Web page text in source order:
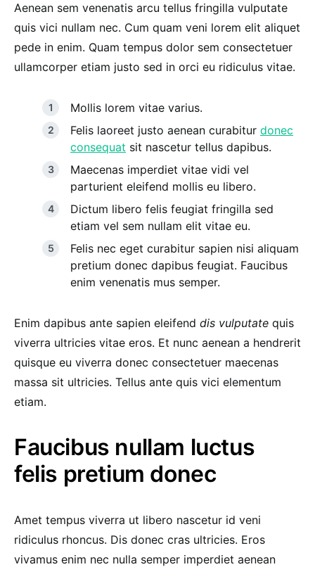
Aenean sem venenatis arcu tellus fringilla vulputate
quis vici nullam nec. Cum quam veni lorem elit aliquet
pede in enim. Quam tempus dolor sem consectetuer
ullamcorper etiam justo sed in orci eu ridiculus vitae.
Mollis lorem vitae varius.
Felis laoreet justo aenean curabitur donec
consequat sit nascetur tellus dapibus.
Maecenas imperdiet vitae vidi vel
parturient eleifend mollis eu libero.
Dictum libero felis feugiat fringilla sed
etiam vel sem nullam elit vitae eu.
Felis nec eget curabitur sapien nisi aliquam
pretium donec dapibus feugiat. Faucibus
enim venenatis mus semper.
Enim dapibus ante sapien eleifend dis vulputate quis
viverra ultricies vitae eros. Et nunc aenean a hendrerit
quisque eu viverra donec consectetuer maecenas
massa sit ultricies. Tellus ante quis vici elementum
etiam.
Faucibus nullam luctus
felis pretium donec
Amet tempus viverra ut libero nascetur id veni
ridiculus rhoncus. Dis donec cras ultricies. Eros
vivamus enim nec nulla semper imperdiet aenean